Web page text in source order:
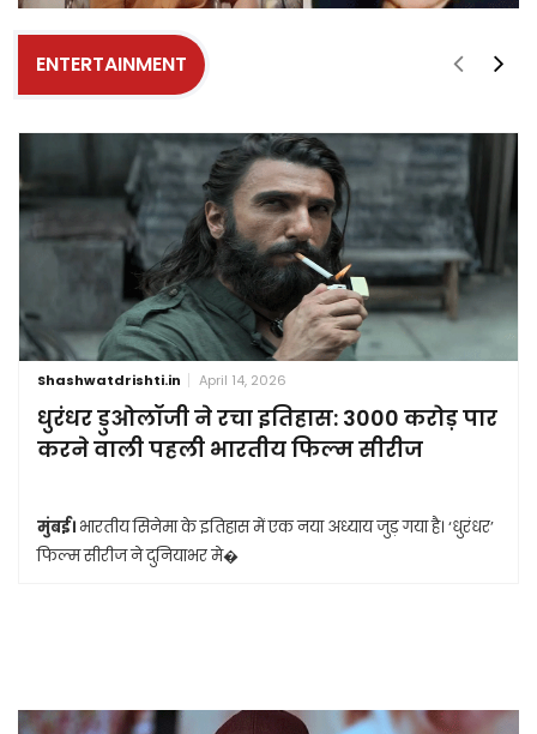
ENTERTAINMENT
Shashwatdrishti.in April 14, 2026
धुरंधर डुओलॉजी ने रचा इतिहास: 3000 करोड़ पार
करने वाली पहली भारतीय फिल्म सीरीज
मुंबई। भारतीय सिनेमा के इतिहास में एक नया अध्याय जुड़ गया है। ‘धुरंधर’
फिल्म सीरीज ने दुनियाभर मे�